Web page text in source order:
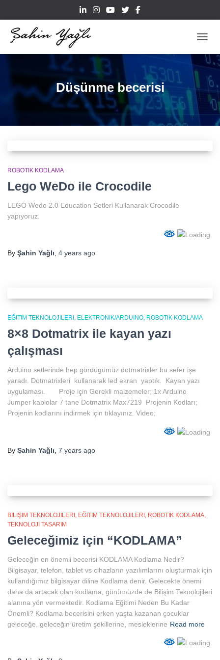
Düşünme becerisi
ROBOTIK KODLAMA
Lego WeDo ile Crocodile
LEGO Wedo 2.0 Education Setleri Kullanarak Crocodile
yapıyoruz.
By Şahin Yağlı, 4 years ago
EĞITIM TEKNOLOJILERI ELEKTRONIK/ARDUINO ROBOTIK KODLAMA
8×8 Dotmatrix ile kayan yazı
çalışması
Arduino setlerinde hep gördügümüz dotmatrixler bu sefer işe
yaradı. Dotmatrixleri kullanarak led ekran yaptık. Kayan yazı
uygulaması. Proje için Gerekli malzemeler; 1x Arduino
Jumper kablolar 7 tane Dotmatrix Max7219 Projenin Kodları;
Projenin kodlarını indirmek için tıklayınız. Video;
By Şahin Yağlı 7 years ago
BILIŞIM TEKNOLOJILERI EĞITIM TEKNOLOJILERI ROBOTIK KODLAMA
TEKNOLOJI TASARIM
Geleceğimiz için “KODLAMA”
Geleceğin en önemli becerisi KODLAMA Kodlama Nedir?
Bilgisayar, telefon, tablet vs cihazların yazılımlarını oluşturmak için
kullandığımız bilgisayar diline Kodlama denir. Gelecekte önemi
daha da artacak olan kodlama, günümüzde de Bilişim Teknolojileri
alanına yön vermektedir. Kodlama Eğitimi Neden Bu Kadar
Önemli? Kodlama becerisini erken yaşta kazanan çocuklar
geleceğe, geleceğin üretim şekillerine, mesleklerine Read more